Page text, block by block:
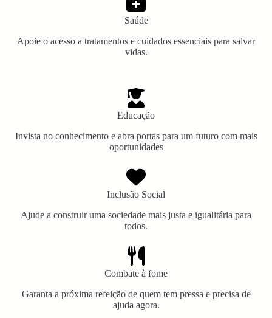
Saúde
Apoie o acesso a tratamentos e cuidados essenciais para salvar
vidas.
Educação
Invista no conhecimento e abra portas para um futuro com mais
oportunidades
Inclusão Social
Ajude a construir uma sociedade mais justa e igualitária para
todos.
Combate à fome
Garanta a próxima refeição de quem tem pressa e precisa de
ajuda agora.